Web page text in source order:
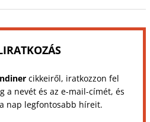
cikkeiről, iratkozzon fel
a nevét és az e-mail-címét, és
nap legfontosabb híreit.